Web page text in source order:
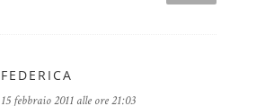
FEDERICA
15 febbraio 2011 alle ore 21:03